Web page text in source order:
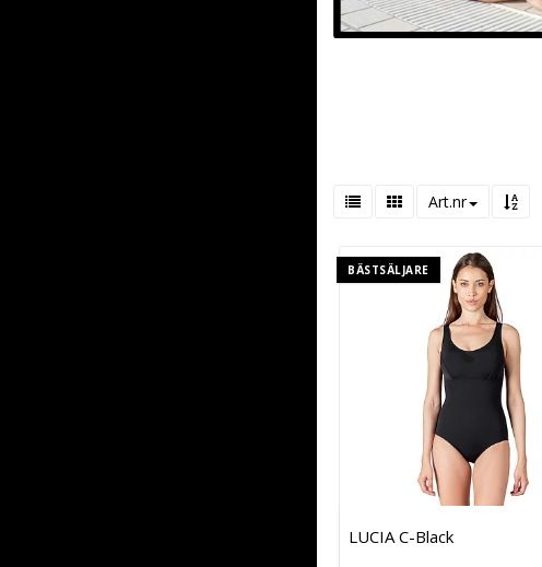
Art.nr
LUCIA C-Black
BÄSTSÄLJARE